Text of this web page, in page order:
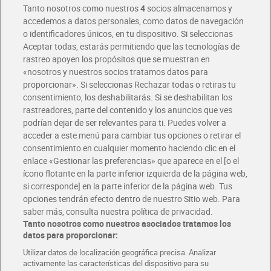
Envío gratis por compras superiores a 100€
Envío estandar por 4,99€
Glovo y Uber Eats
Solicita tu factura de Glovo o Uber Eats
Únete al CLUB Dia
Disfruta las ventajas y ofertas exclusivas.
Descárgate la APP Dia
Folletos y Tiendas
Descubre las mejores ofertas y busca tu tienda más cercana
Tarjeta MaX Dia
Te devuelve hasta 8€/mes de tus compras.
¡Solicita tu tarjeta de crédito aquí!
COMER MEJOR CADA DIA
Tanto nosotros como nuestros4socios almacenamos y
accedemos a datos personales, como datos de navegación
o identificadores únicos, en tu dispositivo. Si seleccionas
Aceptar todas, estarás permitiendo que las tecnologías de
rastreo apoyen los propósitos que se muestran en
«nosotros y nuestros socios tratamos datos para
proporcionar». Si seleccionas Rechazar todas o retiras tu
consentimiento, los deshabilitarás. Si se deshabilitan los
rastreadores, parte del contenido y los anuncios que ves
podrían dejar de ser relevantes para ti. Puedes volver a
acceder a este menú para cambiar tus opciones o retirar el
consentimiento en cualquier momento haciendo clic en el
enlace «Gestionar las preferencias» que aparece en el [o el
ícono flotante en la parte inferior izquierda de la página web,
si corresponde] en la parte inferior de la página web. Tus
opciones tendrán efecto dentro de nuestro Sitio web. Para
saber más, consulta nuestra política de privacidad.
Tanto nosotros como nuestros asociados tratamos los
datos para proporcionar:
Utilizar datos de localización geográfica precisa. Analizar
activamente las características del dispositivo para su